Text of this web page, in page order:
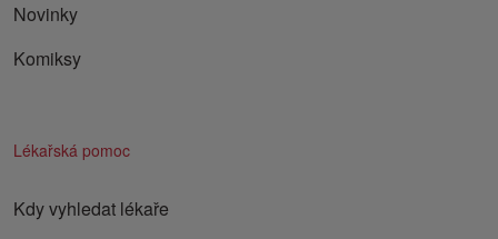
Novinky
Komiksy
Lékařská pomoc
Kdy vyhledat lékaře